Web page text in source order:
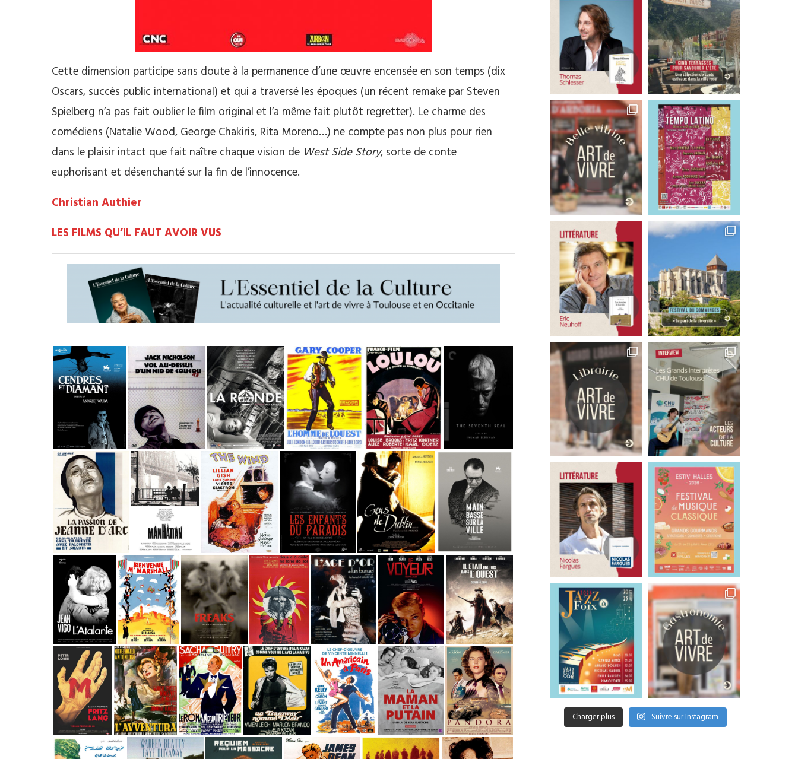
Cette dimension participe sans doute à la permanence d’une œuvre encensée en son temps (dix
Oscars, succès public international) et qui a traversé les époques (un récent remake par Steven
Spielberg n’a pas fait oublier le film original et l’a même fait plutôt regretter). Le charme des
comédiens (Natalie Wood, George Chakiris, Rita Moreno…) ne compte pas non plus pour rien
dans le plaisir intact que fait naître chaque vision de West Side Story, sorte de conte
euphorisant et désenchanté sur la fin de l’innocence.
Christian Authier
LES FILMS QU’IL FAUT AVOIR VUS
Charger plus Suivre sur Instagram